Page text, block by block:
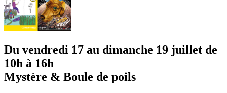
Du vendredi 17 au dimanche 19 juillet de
10h à 16h
Mystère & Boule de poils